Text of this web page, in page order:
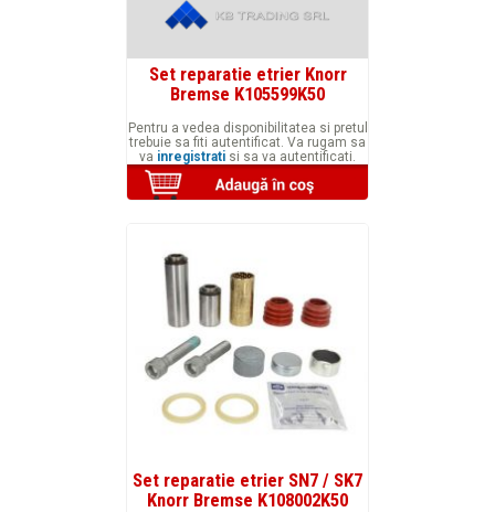
Set reparatie etrier Knorr
Bremse K105599K50
Pentru a vedea disponibilitatea si pretul
trebuie sa fiti autentificat. Va rugam sa
va inregistrati si sa va autentificati.
Set reparatie etrier SN7 / SK7
Knorr Bremse K108002K50